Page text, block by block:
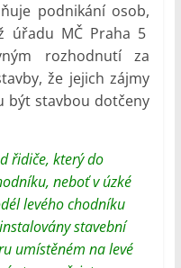
podnikání osob,
úřadu MČ Praha 5
rozhodnutí za
že jejich zájmy
být stavbou dotčeny
řidiče, který do
neboť v úzké
levého chodníku
stavební
umístěném na levé